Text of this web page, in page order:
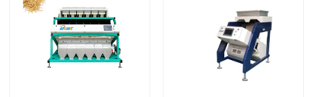
Clasificador del color de la especia